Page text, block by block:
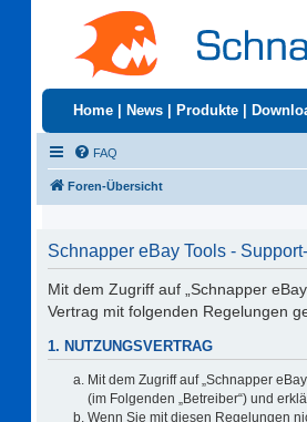
Home News Produkte
FAQ
Foren-Übersicht
Schnapper eBay Tools -
Mit dem Zugriff auf „Schnapper
Vertrag mit folgenden Regelungen
1. NUTZUNGSVERTRAG
Mit dem Zugriff auf „Schnapper
(im Folgenden „Betreiber“) und
Wenn Sie mit diesen Regelungen